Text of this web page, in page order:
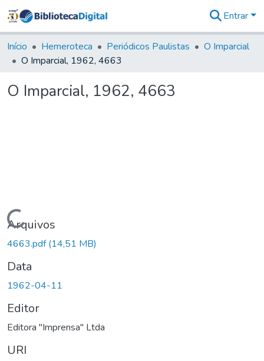
&
Coleções
Tudo na
Digital
Entrar
Início Hemeroteca Periódicos Paulistas
O Imparcial
O Imparcial, 1962, 4663
O Imparcial, 1962, 4663
Carregando...
Arquivos
4663.pdf(14,51 MB)
Data
1962-04-11
Editor
Editora "Imprensa" Ltda
URI